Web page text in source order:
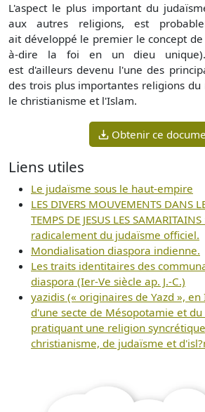
L'aspect le plus important du
aux autres religions, est
ait développé le premier le concept
à-dire la foi en un dieu unique).
est d'ailleurs devenu l'une des
des trois plus importantes religions du
le christianisme et l'Islam.
Obtenir ce
Liens utiles
Le judaïsme sous le haut-empire
LES DIVERS MOUVEMENTS DANS
TEMPS DE JESUS LES
radicalement du judaïsme officiel.
Mondialisation diaspora indienne.
Les traits identitaires des
diaspora (Ier-Ve siècle ap. J.-C.)
yazidis (« originaires de Yazd »,
d'une secte de Mésopotamie et du
pratiquant une religion
christianisme, de judaïsme et